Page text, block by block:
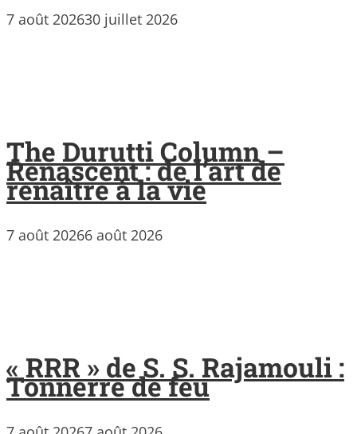
7 août 202630 juillet 2026
The Durutti Column –
Renascent : de l’art de
renaître à la vie
7 août 20266 août 2026
« RRR » de S. S. Rajamouli :
Tonnerre de feu